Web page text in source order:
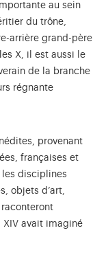
au sein
du trône,
arrière grand-père
X, il est aussi le
de la branche
régnante
provenant
françaises et
disciplines
objets d’art,
XIV avait imaginé